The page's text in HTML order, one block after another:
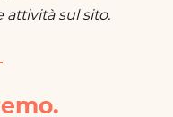
attività sul sito.